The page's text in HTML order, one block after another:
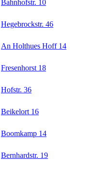
Bahnhofstr. 10
Hegebrockstr. 46
An Holthues Hoff 14
Fresenhorst 18
Hofstr. 36
Beikelort 16
Boomkamp 14
Bernhardstr. 19